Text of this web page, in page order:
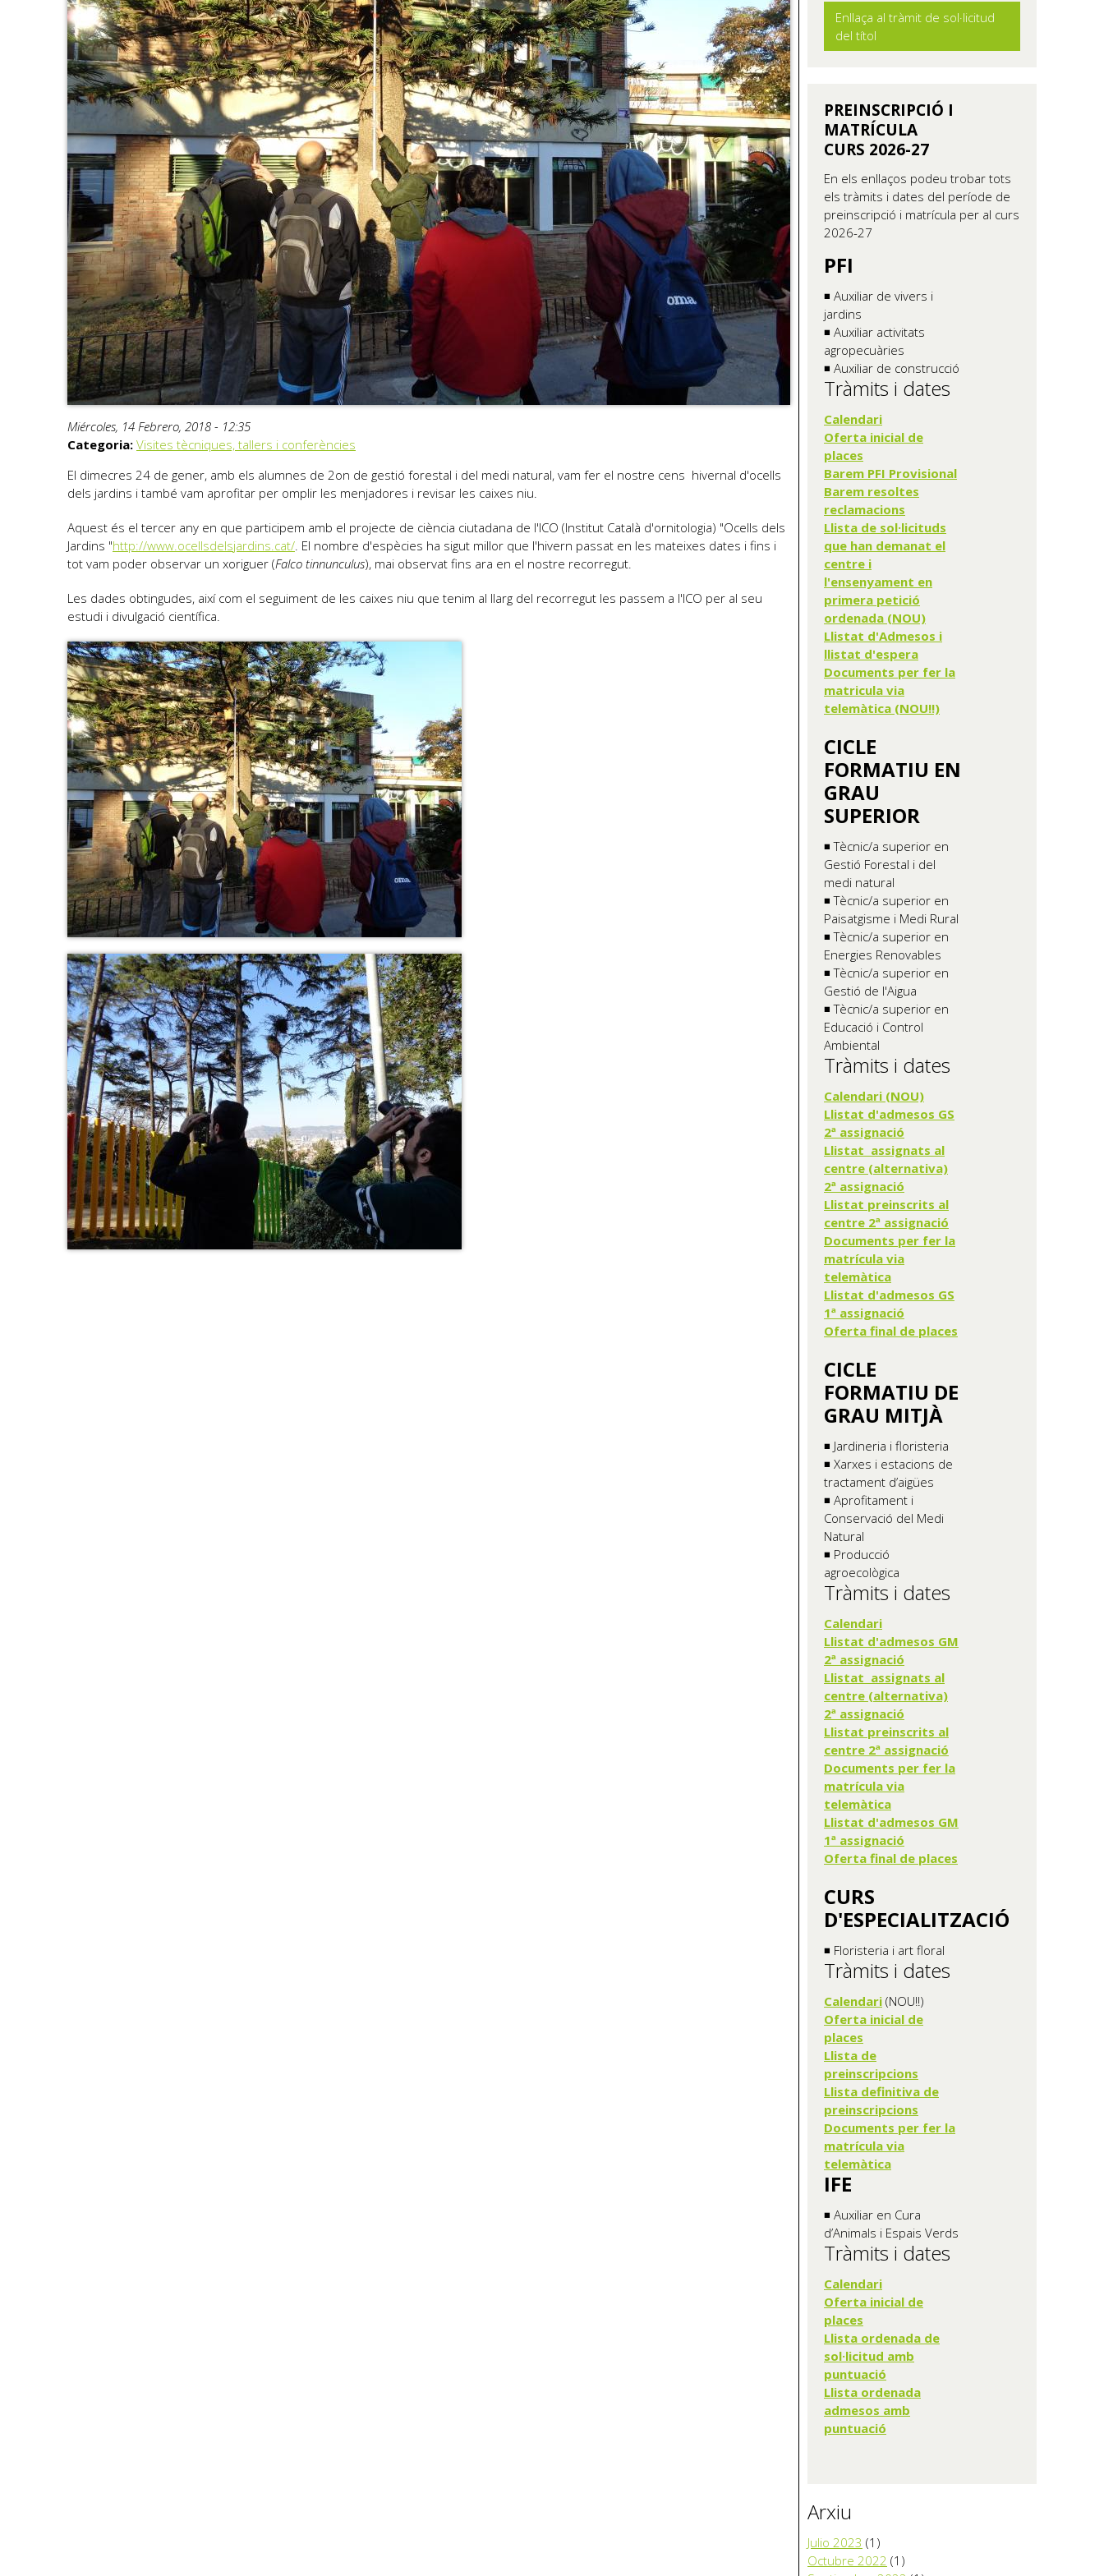
Miércoles, 14 Febrero, 2018 - 12:35
Categoria: Visites tècniques, tallers i conferències
El dimecres 24 de gener, amb els alumnes de 2on de gestió forestal i del medi natural, vam fer el nostre cens hivernal d'ocells
dels jardins i també vam aprofitar per omplir les menjadores i revisar les caixes niu.
Aquest és el tercer any en que participem amb el projecte de ciència ciutadana de l'ICO (Institut Català d'ornitologia) "Ocells dels
Jardins "http://www.ocellsdelsjardins.cat/ . El nombre d'espècies ha sigut millor que l'hivern passat en les mateixes dates i fins i
tot vam poder observar un xoriguer (Falco tinnunculus), mai observat fins ara en el nostre recorregut.
Les dades obtingudes, així com el seguiment de les caixes niu que tenim al llarg del recorregut les passem a l'ICO per al seu
estudi i divulgació científica.
Enllaça al tràmit de sol·licitud
del títol
PREINSCRIPCIÓ I
MATRÍCULA
CURS 2026-27
En els enllaços podeu trobar tots
els tràmits i dates del període de
preinscripció i matrícula per al curs
2026-27
PFI
◾ Auxiliar de vivers i
jardins
◾ Auxiliar activitats
agropecuàries
◾ Auxiliar de construcció
Tràmits i dates
Calendari
Oferta inicial de
places
Barem PFI Provisional
Barem resoltes
reclamacions
Llista de sol·licituds
que han demanat el
centre i
l'ensenyament en
primera petició
ordenada (NOU)
Llistat d'Admesos i
llistat d'espera
Documents per fer la
matricula via
telemàtica (NOU!!)
CICLE
FORMATIU EN
GRAU
SUPERIOR
◾ Tècnic/a superior en
Gestió Forestal i del
medi natural
◾ Tècnic/a superior en
Paisatgisme i Medi Rural
◾ Tècnic/a superior en
Energies Renovables
◾ Tècnic/a superior en
Gestió de l'Aigua
◾ Tècnic/a superior en
Educació i Control
Ambiental
Tràmits i dates
Calendari (NOU)
Llistat d'admesos GS
2ª assignació
Llistat assignats al
centre (alternativa)
2ª assignació
Llistat preinscrits al
centre 2ª assignació
Documents per fer la
matrícula via
telemàtica
Llistat d'admesos GS
1ª assignació
Oferta final de places
CICLE
FORMATIU DE
GRAU MITJÀ
◾ Jardineria i floristeria
◾ Xarxes i estacions de
tractament d’aigües
◾ Aprofitament i
Conservació del Medi
Natural
◾ Producció
agroecològica
Tràmits i dates
Calendari
Llistat d'admesos GM
2ª assignació
Llistat assignats al
centre (alternativa)
2ª assignació
Llistat preinscrits al
centre 2ª assignació
Documents per fer la
matrícula via
telemàtica
Llistat d'admesos GM
1ª assignació
Oferta final de places
CURS
D'ESPECIALITZACIÓ
◾ Floristeria i art floral
Tràmits i dates
Calendari (NOU!!)
Oferta inicial de
places
Llista de
preinscripcions
Llista definitiva de
preinscripcions
Documents per fer la
matrícula via
telemàtica
IFE
◾ Auxiliar en Cura
d’Animals i Espais Verds
Tràmits i dates
Calendari
Oferta inicial de
places
Llista ordenada de
sol·licitud amb
puntuació
Llista ordenada
admesos amb
puntuació
Arxiu
Julio 2023 (1)
Octubre 2022 (1)